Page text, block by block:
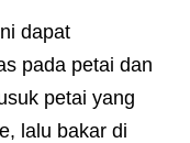
dapat
pada petai dan
petai yang
lalu bakar di